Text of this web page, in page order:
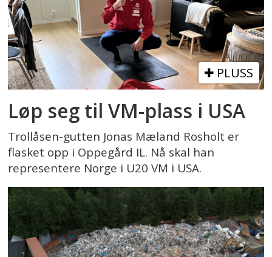
PLUSS
Løp seg til VM-plass i USA
Trollåsen-gutten Jonas Mæland Rosholt er
flasket opp i Oppegård IL. Nå skal han
representere Norge i U20 VM i USA.